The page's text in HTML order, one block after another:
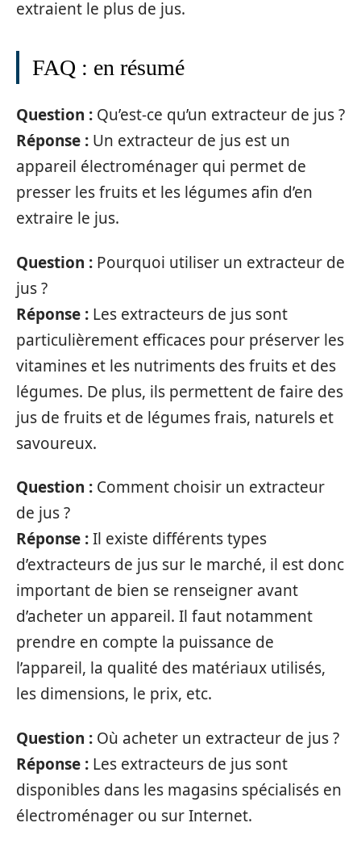
extraient le plus de jus.
FAQ : en résumé
Question : Qu’est-ce qu’un extracteur de jus ?
Réponse : Un extracteur de jus est un
appareil électroménager qui permet de
presser les fruits et les légumes afin d’en
extraire le jus.
Question : Pourquoi utiliser un extracteur de
jus ?
Réponse : Les extracteurs de jus sont
particulièrement efficaces pour préserver les
vitamines et les nutriments des fruits et des
légumes. De plus, ils permettent de faire des
jus de fruits et de légumes frais, naturels et
savoureux.
Question : Comment choisir un extracteur
de jus ?
Réponse :Il existe différents types
d’extracteurs de jus sur le marché, il est donc
important de bien se renseigner avant
d’acheter un appareil. Il faut notamment
prendre en compte la puissance de
l’appareil, la qualité des matériaux utilisés,
les dimensions, le prix, etc.
Question : Où acheter un extracteur de jus ?
Réponse : Les extracteurs de jus sont
disponibles dans les magasins spécialisés en
électroménager ou sur Internet.